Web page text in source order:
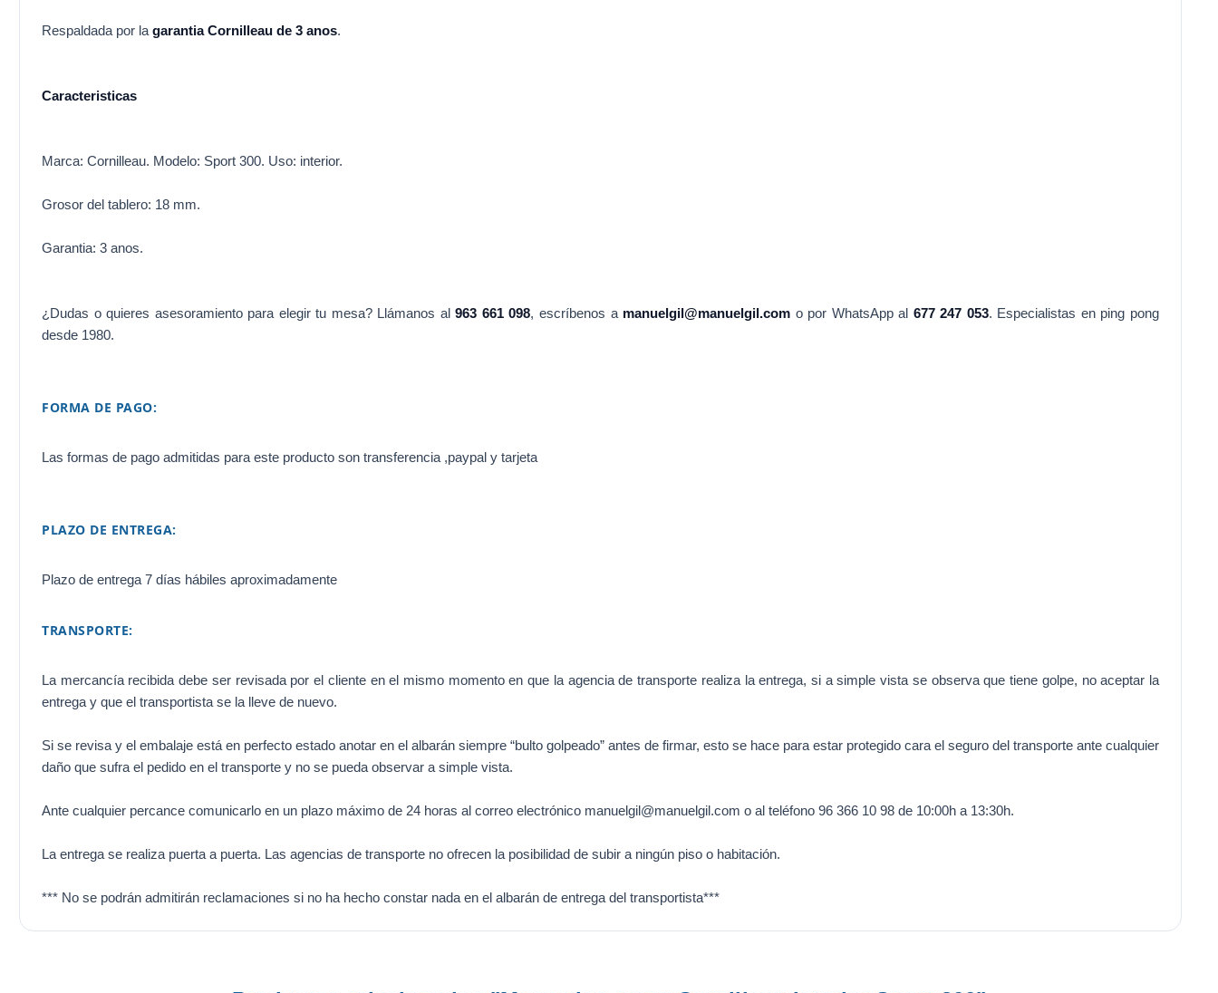
Respaldada por lagarantia Cornilleau de 3 anos.
Caracteristicas
Marca: Cornilleau. Modelo: Sport 300. Uso: interior.
Grosor del tablero: 18 mm.
Garantia: 3 anos.
¿Dudas o quieres asesoramiento para elegir tu mesa? Llámanos al963 661 098, escríbenos a manuelgil@manuelgil.com o por WhatsApp al 677 247 053. Especialistas en ping pong
desde 1980.
FORMA DE PAGO:
Las formas de pago admitidas para este producto son transferencia ,paypal y tarjeta
PLAZO DE ENTREGA:
Plazo de entrega 7 días hábiles aproximadamente
TRANSPORTE:
La mercancía recibida debe ser revisada por el cliente en el mismo momento en que la agencia de transporte realiza la entrega, si a simple vista se observa que tiene golpe, no aceptar la
entrega y que el transportista se la lleve de nuevo.
Si se revisa y el embalaje está en perfecto estado anotar en el albarán siempre “bulto golpeado” antes de firmar, esto se hace para estar protegido cara el seguro del transporte ante cualquier
daño que sufra el pedido en el transporte y no se pueda observar a simple vista.
Ante cualquier percance comunicarlo en un plazo máximo de 24 horas al correo electrónico manuelgil@manuelgil.com o al teléfono 96 366 10 98 de 10:00h a 13:30h.
La entrega se realiza puerta a puerta. Las agencias de transporte no ofrecen la posibilidad de subir a ningún piso o habitación.
*** No se podrán admitirán reclamaciones si no ha hecho constar nada en el albarán de entrega del transportista***